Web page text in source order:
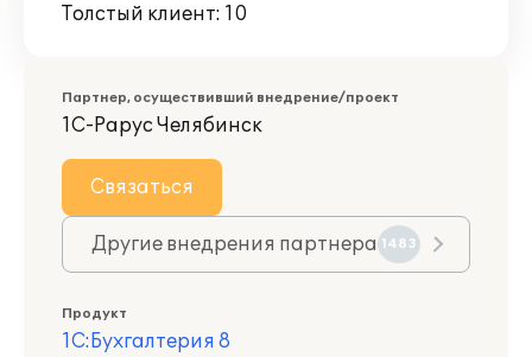
Толстый клиент: 10
Партнер, осуществивший внедрение/проект
1С-Рарус Челябинск
Связаться
Другие внедрения партнера 1483
Продукт
1С:Бухгалтерия 8